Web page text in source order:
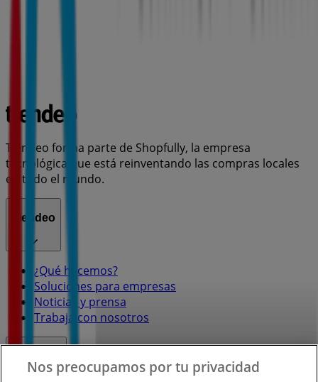
Tiendeo forma parte de Shopfully, la empresa
tecnológica que está reinventando las compras locales
en todo el mundo.
Tiendeo
¿Qué hacemos?
Soluciones para empresas
Noticias y prensa
Trabaja con nosotros
Nos preocupamos por tu privacidad